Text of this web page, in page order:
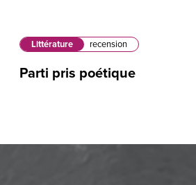
Littérature recension
Parti pris poétique